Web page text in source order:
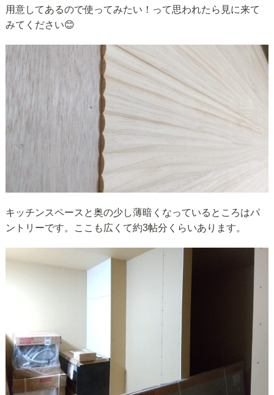
用意してあるので使ってみたい！って思われたら見に来て
みてください😊
キッチンスペースと奥の少し薄暗くなっているところはパ
ントリーです。ここも広くて約3帖分くらいあります。